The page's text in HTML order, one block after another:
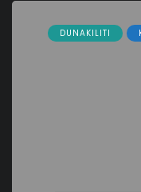
DUNAKILITI